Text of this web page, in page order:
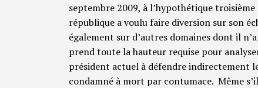
septembre 2009, à l’hypothétique
république a voulu faire diversion sur son
également sur d’autres domaines dont il
prend toute la hauteur requise pour
président actuel à défendre indirectement
condamné à mort par contumace. Même